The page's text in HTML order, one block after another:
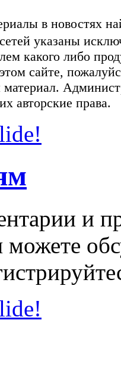
в новостях
указаны
какого либо
сайте,
авторские права.
и